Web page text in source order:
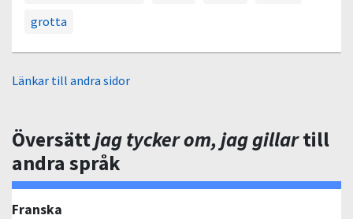
grotta
Länkar till andra sidor
Översättjag tycker om, jag gillartill
andra språk
Franska